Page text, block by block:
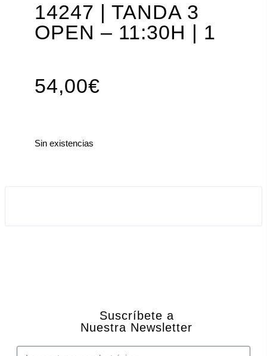
14247 | TANDA 3
OPEN – 11:30H | 1
54,00€
Sin existencias
Suscríbete a
Nuestra Newsletter